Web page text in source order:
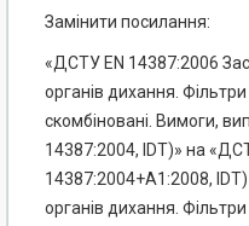
Замінити посилання:
«ДСТУ EN 14387:2006
органів дихання. Фільтри
скомбіновані. Вимоги,
14387:2004, IDT)» на
14387:2004+А1:2008, IDT)
органів дихання. Фільтри